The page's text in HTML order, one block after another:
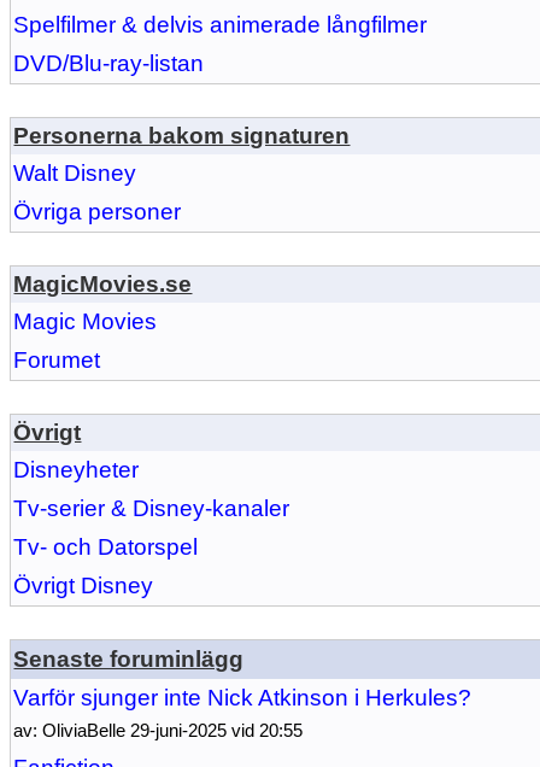
Spelfilmer & delvis animerade långfilmer
DVD/Blu-ray-listan
Personerna bakom signaturen
Walt Disney
Övriga personer
MagicMovies.se
Magic Movies
Forumet
Övrigt
Disneyheter
Tv-serier & Disney-kanaler
Tv- och Datorspel
Övrigt Disney
Senaste foruminlägg
Varför sjunger inte Nick Atkinson i Herkules?
av: OliviaBelle 29-juni-2025 vid 20:55